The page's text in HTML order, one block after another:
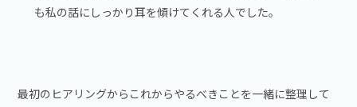
も私の話にしっかり耳を傾けてくれる人でした。
最初のヒアリングからこれからやるべきことを一緒に整理して